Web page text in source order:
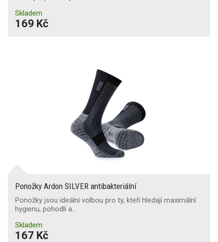
Skladem
169 Kč
Ponožky Ardon SILVER antibakteriální
Ponožky jsou ideální volbou pro ty, kteří hledají maximální
hygienu, pohodlí a…
Skladem
167 Kč